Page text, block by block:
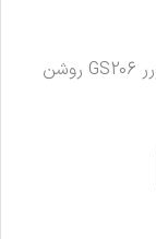
به‌محض ایستادن، ترازو دیجیتال شیشه‌ای بیورر GS206 روشن